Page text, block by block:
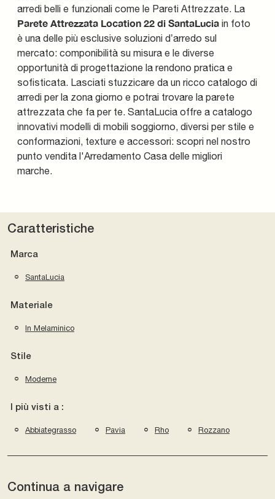
arredi belli e funzionali come le Pareti Attrezzate. La
Parete Attrezzata Location 22 di SantaLucia in foto
è una delle più esclusive soluzioni d’arredo sul
mercato: componibilità su misura e le diverse
opportunità di progettazione la rendono pratica e
sofisticata. Lasciati stuzzicare da un ricco catalogo di
arredi per la zona giorno e potrai trovare la parete
attrezzata che fa per te. SantaLucia offre a catalogo
innovativi modelli di mobili soggiorno, diversi per stile e
conformazioni, texture e accessori: scopri nel nostro
punto vendita l'Arredamento Casa delle migliori
marche.
Caratteristiche
Marca
SantaLucia
Materiale
In Melaminico
Stile
Moderne
I più visti a :
Abbiategrasso Pavia Rho Rozzano
Continua a navigare